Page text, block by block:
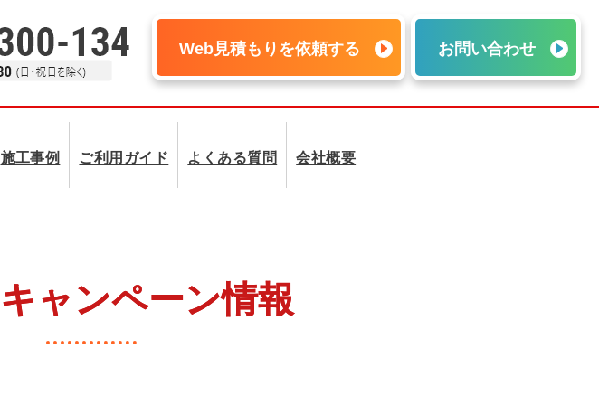
Web見積もりを依頼する お問い合わせ
施工事例 ご利用ガイド よくある質問 会社概要
キャンペーン情報